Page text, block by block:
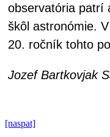
observatória patrí
škôl astronómie.
20. ročník tohto
Jozef Bartkovjak
[naspat]